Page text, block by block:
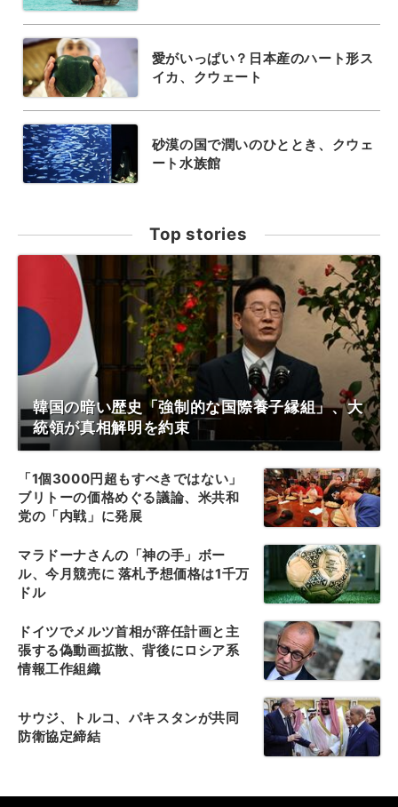
愛がいっぱい？日本産のハート形ス
イカ、クウェート
砂漠の国で潤いのひととき、クウェ
ート水族館
Top stories
韓国の暗い歴史「強制的な国際養子縁組」、大
統領が真相解明を約束
「1個3000円超もすべきではない」
ブリトーの価格めぐる議論、米共和
党の「内戦」に発展
マラドーナさんの「神の手」ボー
ル、今月競売に 落札予想価格は1千万
ドル
ドイツでメルツ首相が辞任計画と主
張する偽動画拡散、背後にロシア系
情報工作組織
サウジ、トルコ、パキスタンが共同
防衛協定締結